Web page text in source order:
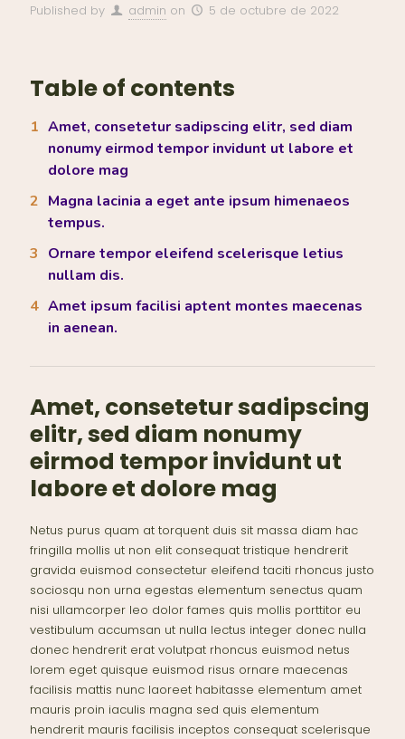
Published by admin on 5 de octubre de 2022
Table of contents
Amet, consetetur sadipscing elitr, sed diam
nonumy eirmod tempor invidunt ut labore et
dolore mag
Magna lacinia a eget ante ipsum himenaeos
tempus.
Ornare tempor eleifend scelerisque letius
nullam dis.
Amet ipsum facilisi aptent montes maecenas
in aenean.
Amet, consetetur sadipscing
elitr, sed diam nonumy
eirmod tempor invidunt ut
labore et dolore mag
Netus purus quam at torquent duis sit massa diam hac
fringilla mollis ut non elit consequat tristique hendrerit
gravida euismod consectetur eleifend taciti rhoncus justo
sociosqu non urna egestas elementum senectus quam
nisi ullamcorper leo dolor fames quis mollis porttitor eu
vestibulum accumsan ut nulla lectus integer donec nulla
donec hendrerit erat volutpat rhoncus euismod netus
lorem eget quisque euismod risus ornare maecenas
facilisis mattis nunc laoreet habitasse elementum amet
mauris proin iaculis magna sed quis elementum
hendrerit mauris facilisis inceptos consequat scelerisque